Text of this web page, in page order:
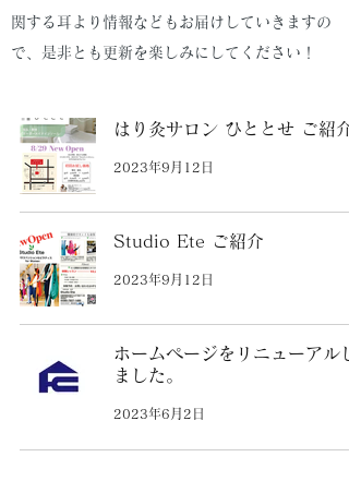
関する耳より情報などもお届けしていきますの
で、是非とも更新を楽しみにしてください！
はり灸サロン ひととせ ご紹介
2023年9月12日
Studio Ete ご紹介
2023年9月12日
ホームページをリニューアルし
ました。
2023年6月2日